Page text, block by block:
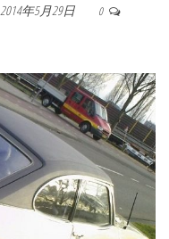
2014年5月29日 0